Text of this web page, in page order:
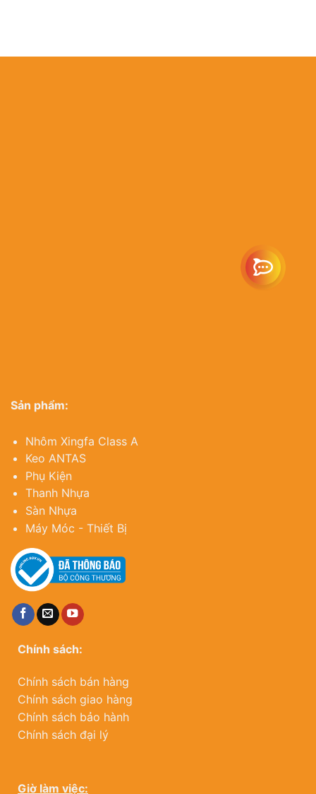
Sản phẩm:
Nhôm Xingfa Class A
Keo ANTAS
Phụ Kiện
Thanh Nhựa
Sàn Nhựa
Máy Móc - Thiết Bị
Chính sách:
Chính sách bán hàng
Chính sách giao hàng
Chính sách bảo hành
Chính sách đại lý
Giờ làm việc: